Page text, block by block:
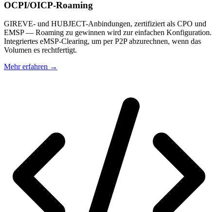
OCPI/OICP-Roaming
GIREVE- und HUBJECT-Anbindungen, zertifiziert als CPO und
EMSP — Roaming zu gewinnen wird zur einfachen Konfiguration.
Integriertes eMSP-Clearing, um per P2P abzurechnen, wenn das
Volumen es rechtfertigt.
Mehr erfahren →